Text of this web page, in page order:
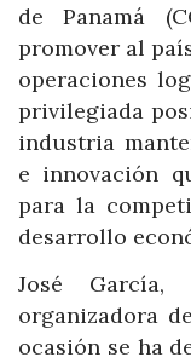
de Panamá
promover al
operaciones
privilegiada
industria
e innovación
para la
desarrollo
José
organizadora
ocasión se ha